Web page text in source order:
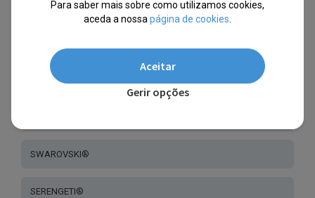
ZAC POSEN®
MILA.ZB®
SWAROVSKI®
SERENGETI®
Para saber mais sobre como utilizamos cookies,
aceda a nossa página de cookies
Aceitar
Gerir opções